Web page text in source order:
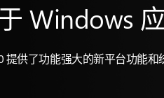
Windows
提供了功能强大的新平台功能